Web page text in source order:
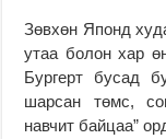
Зөвхөн Японд
утаа болон хар
Бургерт бусад
шарсан төмс,
навчит байцаа”